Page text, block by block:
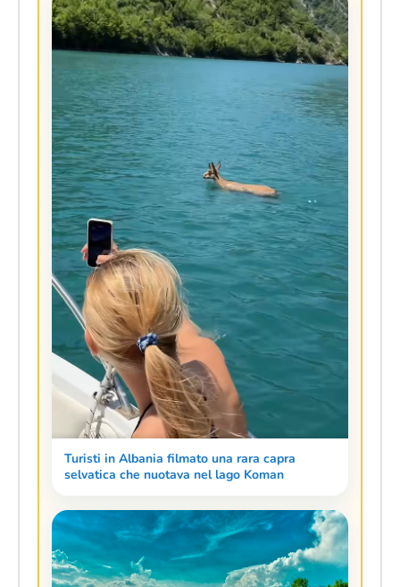
Turisti in Albania filmato una rara capra
selvatica che nuotava nel lago Koman